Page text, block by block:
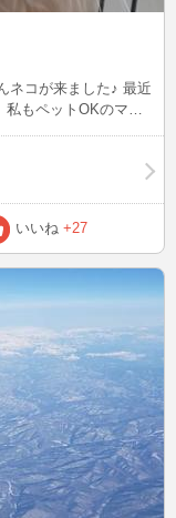
いいね +27